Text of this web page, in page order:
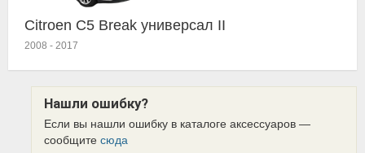
Citroen C5 Break универсал II
2008 - 2017
Нашли ошибку?
Если вы нашли ошибку в каталоге аксессуаров —
сообщите сюда